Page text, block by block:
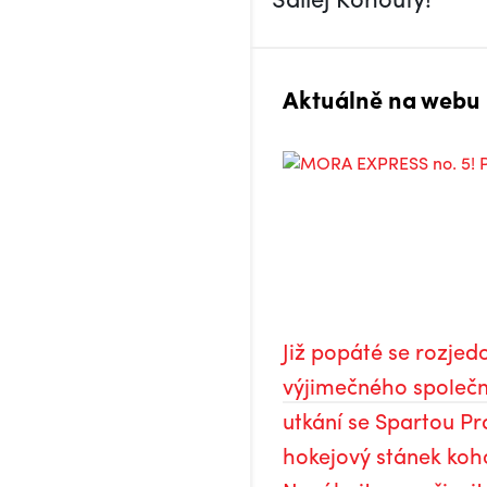
Aktuálně na webu
Již popáté se
výjimečného
utkání se Spartou
hokejový stánek